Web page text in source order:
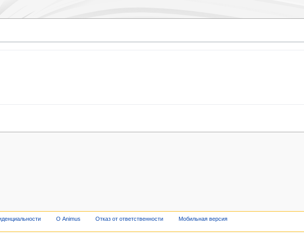
О Animus Отказ от ответственности Мобильная версия